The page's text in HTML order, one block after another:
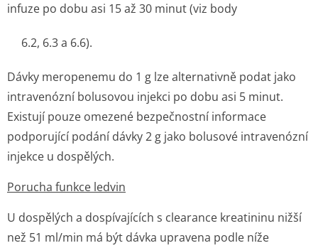
infuze po dobu asi 15 až 30 minut (viz body
6.2, 6.3 a 6.6).
Dávky meropenemu do 1 g lze alternativně podat jako
intravenózní bolusovou injekci po dobu asi 5 minut.
Existují pouze omezené bezpečnostní informace
podporující podání dávky 2 g jako bolusové intravenózní
injekce u dospělých.
Porucha funkce ledvin
U dospělých a dospívajících s clearance kreatininu nižší
než 51 ml/min má být dávka upravena podle níže